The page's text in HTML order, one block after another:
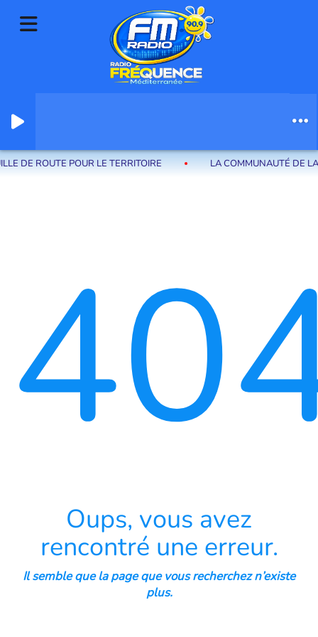
Radio Fréquence Méditerranée la radio de menton et des communes de
DE ROUTE POUR LE TERRITOIRE LA COMMUNAUTÉ DE LA
Oups, vous avez
rencontré une erreur.
Il semble que la page que vous recherchez n’existe
plus.